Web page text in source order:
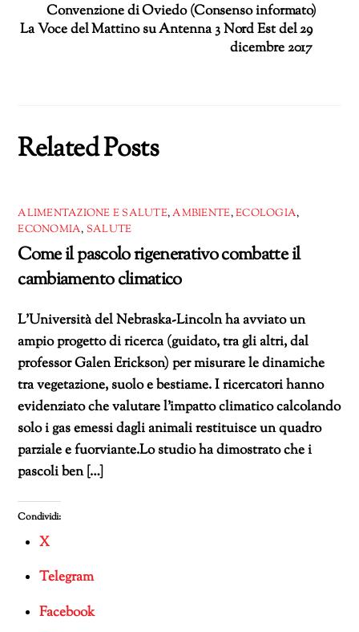
Convenzione di Oviedo (Consenso informato)
La Voce del Mattino su Antenna 3 Nord Est del 29
dicembre 2017
Related Posts
ALIMENTAZIONE E SALUTE,AMBIENTE,ECOLOGIA,
ECONOMIA, SALUTE
Come il pascolo rigenerativo combatte il
cambiamento climatico
L’Università del Nebraska-Lincoln ha avviato un
ampio progetto di ricerca (guidato, tra gli altri, dal
professor Galen Erickson) per misurare le dinamiche
tra vegetazione, suolo e bestiame. I ricercatori hanno
evidenziato che valutare l’impatto climatico calcolando
solo i gas emessi dagli animali restituisce un quadro
parziale e fuorviante.Lo studio ha dimostrato che i
pascoli ben […]
Condividi:
X
Telegram
Facebook